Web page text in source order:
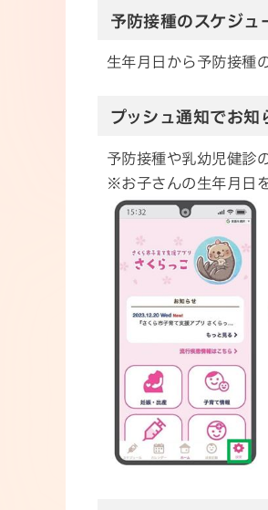
予防接種のスケジュ
生年月日から予防接種
プッシュ通知でお知
予防接種や乳幼児健診
※お子さんの生年月日